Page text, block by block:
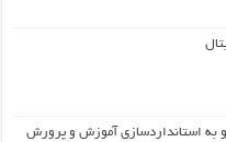
به استانداردسازی آموزش و پرورش